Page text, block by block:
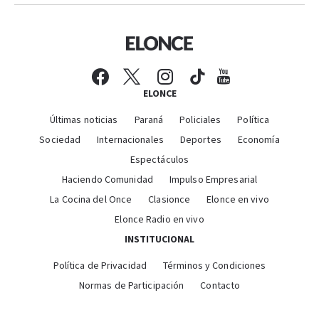
ELONCE
Últimas noticias Paraná Policiales
Política
Sociedad
Internacionales Deportes
Economía
Espectáculos
Haciendo Comunidad
Impulso Empresarial
La Cocina del Once
Clasionce
Elonce en vivo
Elonce Radio en vivo
INSTITUCIONAL
Política de Privacidad
Términos y Condiciones
Normas de Participación
Contacto